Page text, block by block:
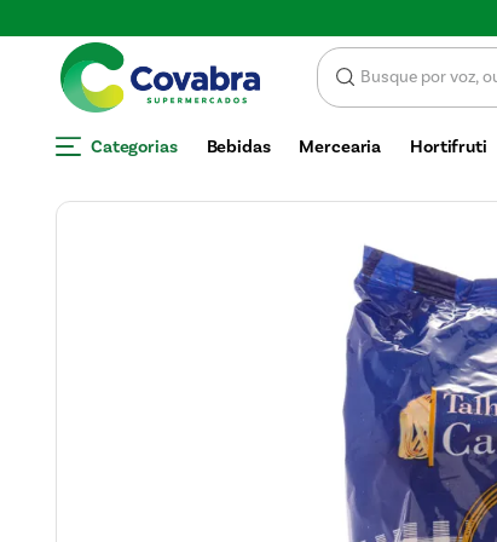
Categorias Bebidas Mercearia Hortifruti